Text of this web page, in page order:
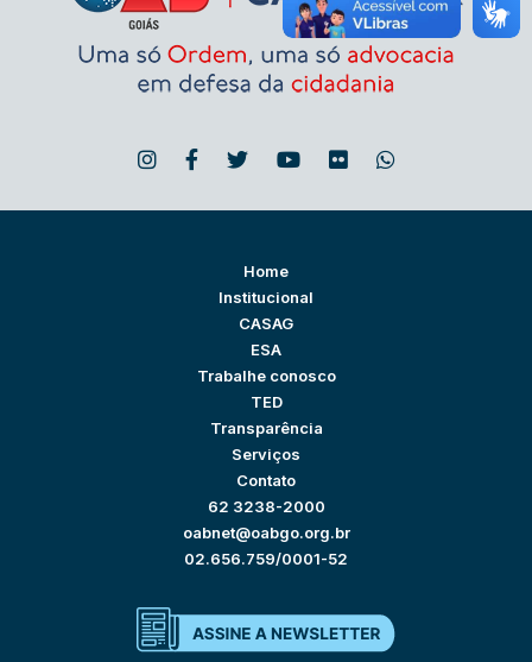
Home
Institucional
CASAG
ESA
Trabalhe conosco
TED
Transparência
Serviços
Contato
62 3238-2000
oabnet@oabgo.org.br
02.656.759/0001-52